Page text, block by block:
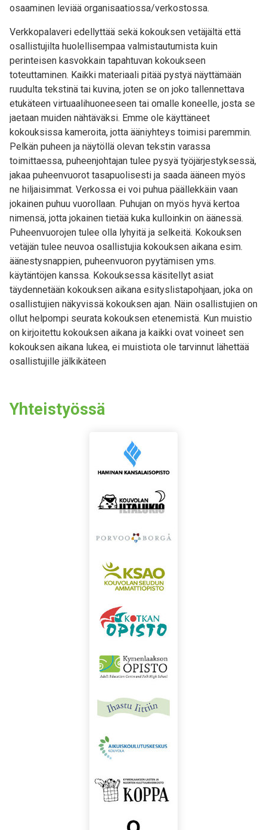
osaaminen leviää organisaatiossa/verkostossa.
Verkkopalaveri edellyttää sekä kokouksen vetäjältä että
osallistujilta huolellisempaa valmistautumista kuin
perinteisen kasvokkain tapahtuvan kokoukseen
toteuttaminen. Kaikki materiaali pitää pystyä näyttämään
ruudulta tekstinä tai kuvina, joten se on joko tallennettava
etukäteen virtuaalihuoneeseen tai omalle koneelle, josta se
jaetaan muiden nähtäväksi. Emme ole käyttäneet
kokouksissa kameroita, jotta ääniyhteys toimisi paremmin.
Pelkän puheen ja näytöllä olevan tekstin varassa
toimittaessa, puheenjohtajan tulee pysyä työjärjestyksessä,
jakaa puheenvuorot tasapuolisesti ja saada ääneen myös
ne hiljaisimmat. Verkossa ei voi puhua päällekkäin vaan
jokainen puhuu vuorollaan. Puhujan on myös hyvä kertoa
nimensä, jotta jokainen tietää kuka kulloinkin on äänessä.
Puheenvuorojen tulee olla lyhyitä ja selkeitä. Kokouksen
vetäjän tulee neuvoa osallistujia kokouksen aikana esim.
äänestysnappien, puheenvuoron pyytämisen yms.
käytäntöjen kanssa. Kokouksessa käsitellyt asiat
täydennetään kokouksen aikana esityslistapohjaan, joka on
osallistujien näkyvissä kokouksen ajan. Näin osallistujien on
ollut helpompi seurata kokouksen etenemistä. Kun muistio
on kirjoitettu kokouksen aikana ja kaikki ovat voineet sen
kokouksen aikana lukea, ei muistiota ole tarvinnut lähettää
osallistujille jälkikäteen
Yhteistyössä